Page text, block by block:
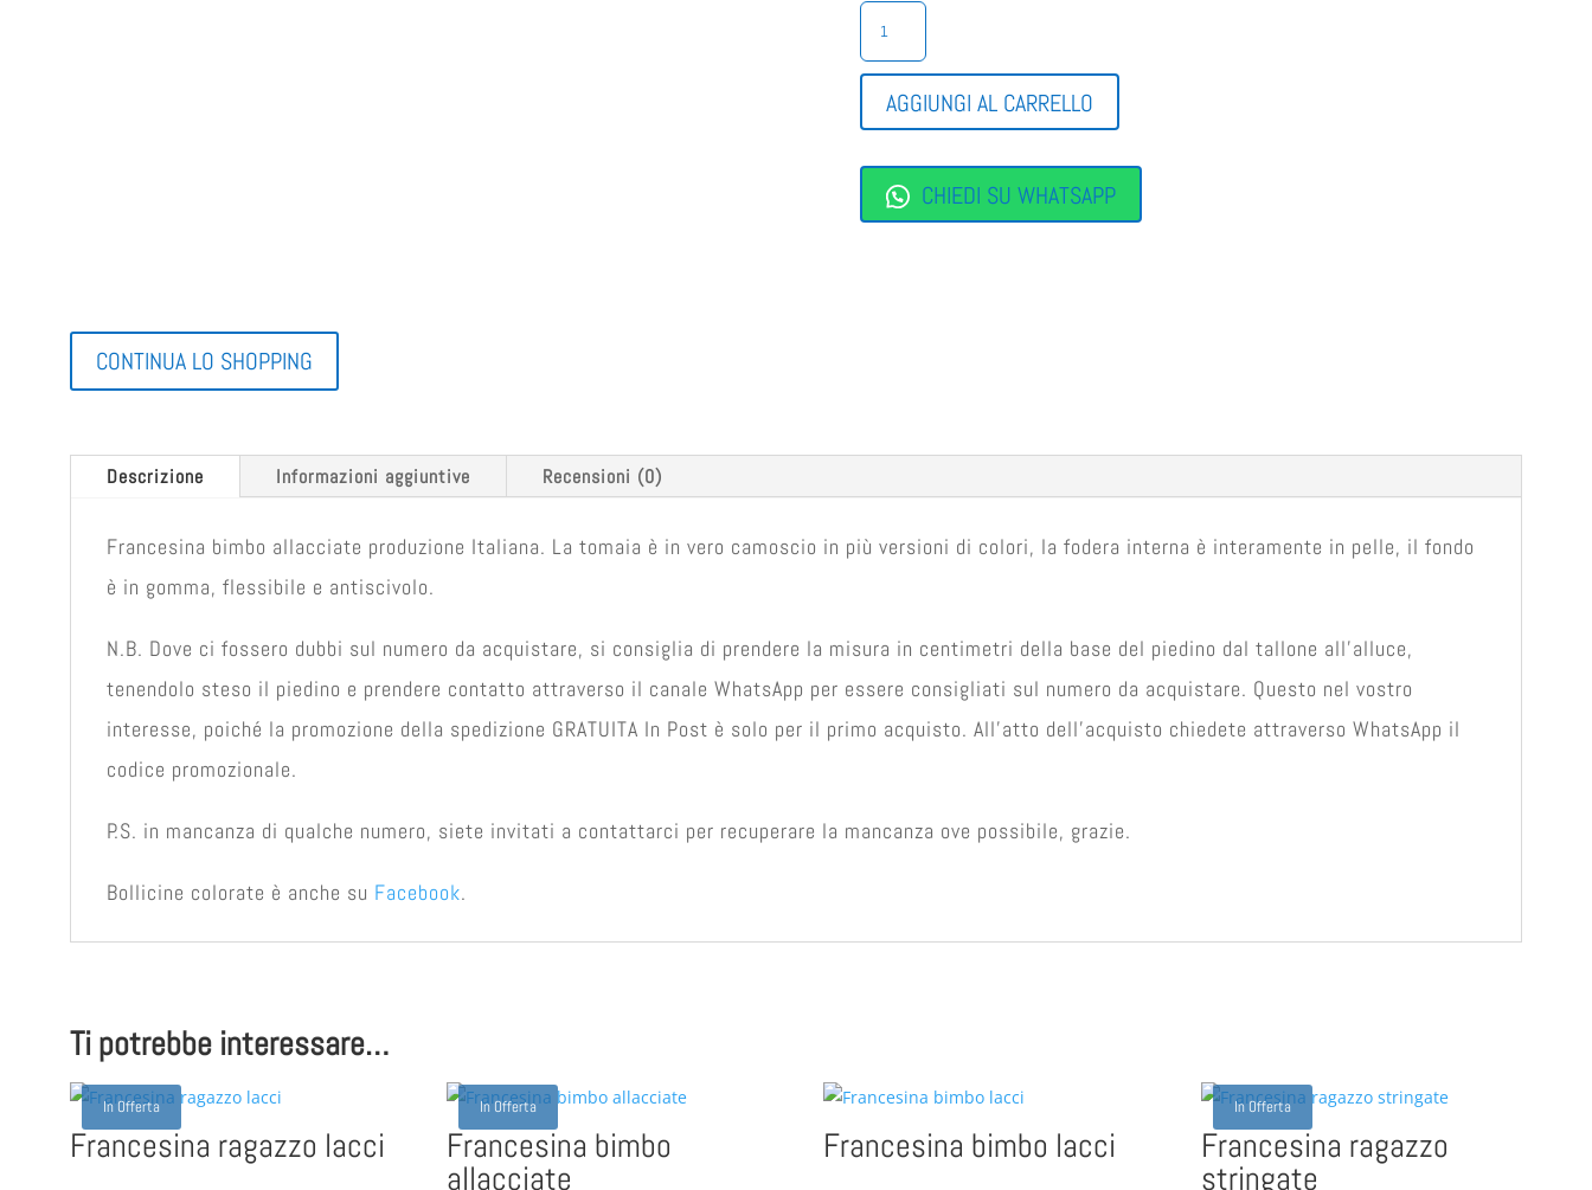
FRANCESINA
BIMBO
ALLACCIATE
AGGIUNGI AL CARRELLO
CHIEDI SU WHATSAPP
CONTINUA LO SHOPPING
Descrizione Informazioni aggiuntive Recensioni (0)
Francesina bimbo allacciate produzione Italiana. La tomaia è in vero camoscio in più versioni di colori, la fodera interna è interamente in pelle, il fondo
è in gomma, flessibile e antiscivolo.
N.B. Dove ci fossero dubbi sul numero da acquistare, si consiglia di prendere la misura in centimetri della base del piedino dal tallone all’alluce,
tenendolo steso il piedino e prendere contatto attraverso il canale WhatsApp per essere consigliati sul numero da acquistare. Questo nel vostro
interesse, poiché la promozione della spedizione GRATUITA In Post è solo per il primo acquisto. All'atto dell'acquisto chiedete attraverso WhatsApp il
codice promozionale.
P.S. in mancanza di qualche numero, siete invitati a contattarci per recuperare la mancanza ove possibile, grazie.
Bollicine colorate è anche su Facebook.
Ti potrebbe interessare…
In Offerta
Francesina ragazzo lacci
In Offerta
Francesina bimbo
allacciate
Francesina bimbo lacci
In Offerta
Francesina ragazzo
stringate